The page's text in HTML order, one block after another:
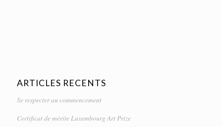
ARTICLES RECENTS
Se respecter au commencement
Certificat de mérite Luxembourg Art Prize